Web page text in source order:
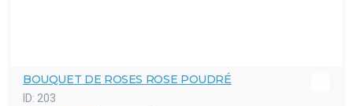
BOUQUET DE ROSES ROSE POUDRÉ
ID: 203